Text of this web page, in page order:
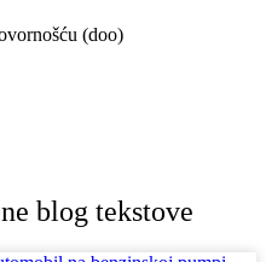
(doo)
blog tekstove